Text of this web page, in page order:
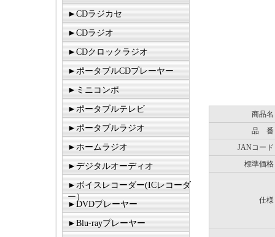
►CDラジカセ
►CDラジオ
►CDクロックラジオ
►ポータブルCDプレーヤー
►ミニコンポ
►ポータブルテレビ
►ポータブルラジオ
►ホームラジオ
►デジタルオーディオ
►ボイスレコーダー(ICレコーダ
ー）
►DVDプレーヤー
►Blu-rayプレーヤー
商品名
品 番
JANコード
標準価格
仕様